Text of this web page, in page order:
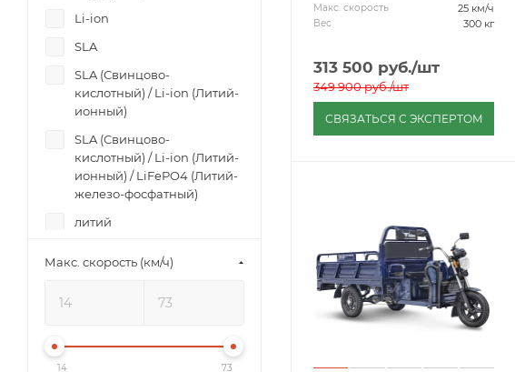
Макс. скорость 25 км/ч
Вес 300 кг
313 500 руб./шт
349 900руб./шт
СВЯЗАТЬСЯ С ЭКСПЕРТОМ
Li-ion
SLA
SLA (Свинцово-
кислотный) / Li-ion (Литий-
ионный)
SLA (Свинцово-
кислотный) / Li-ion (Литий-
ионный) / LiFePO4 (Литий-
железо-фосфатный)
литий
необслуживаемый AGM
Макс. скорость (км/ч)
14 73